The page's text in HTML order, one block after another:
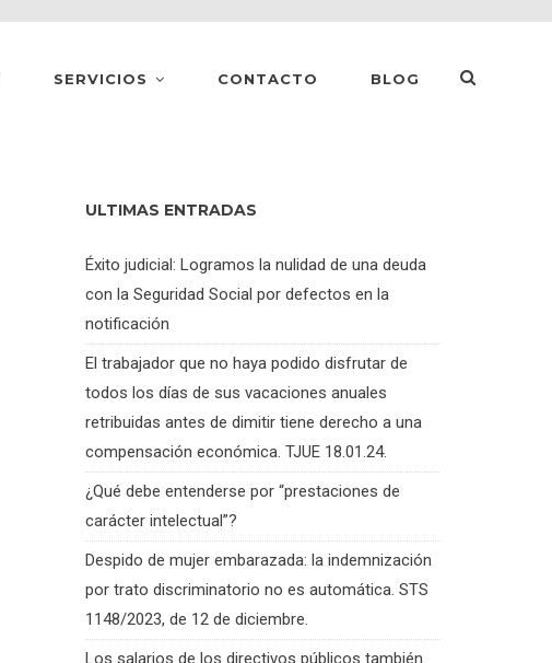
SERVICIOS CONTACTO BLOG
ULTIMAS ENTRADAS
Éxito judicial: Logramos la nulidad de una deuda
con la Seguridad Social por defectos en la
notificación
El trabajador que no haya podido disfrutar de
todos los días de sus vacaciones anuales
retribuidas antes de dimitir tiene derecho a una
compensación económica. TJUE 18.01.24.
¿Qué debe entenderse por “prestaciones de
carácter intelectual”?
Despido de mujer embarazada: la indemnización
por trato discriminatorio no es automática. STS
1148/2023, de 12 de diciembre.
Los salarios de los directivos públicos también